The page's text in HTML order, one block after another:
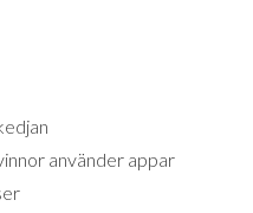
använder appar